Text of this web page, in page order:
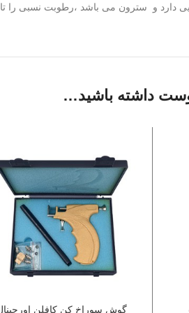
می باشد ،رطوبت نسبی را تا ۸۰ ٪ در خود نگه می دارد
داشته باشید…
گوش سوراخ کن کافلن